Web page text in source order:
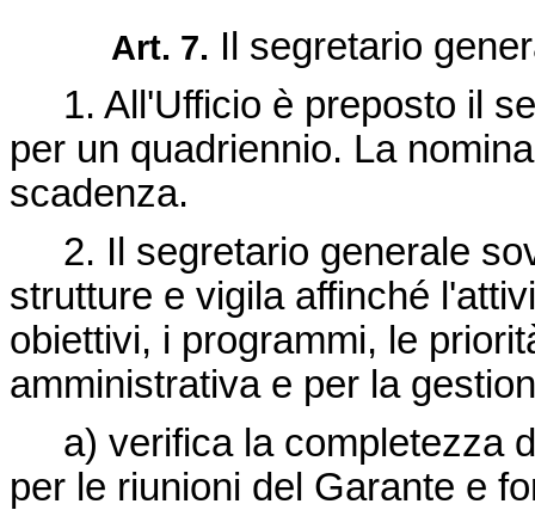
Art. 7. Il segretario
1. All'Ufficio è preposto il
per un quadriennio. La
scadenza.
2. Il segretario generale
strutture e vigila affinché
obiettivi, i programmi, le
amministrativa e per la
a) verifica la completezza
per le riunioni del Garante e